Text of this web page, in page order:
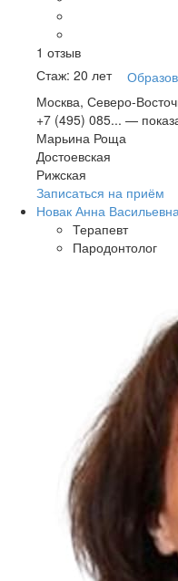
1 отзыв
Стаж: 20 лет
Москва, Северо-
+7 (495) 085... —
Марьина Роща
Достоевская
Рижская
Записаться на приём
Новак Анна
Терапевт
Пародонтолог